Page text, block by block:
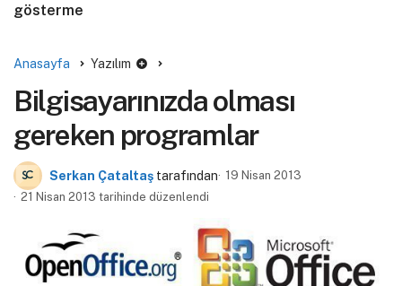
gösterme
Anasayfa Yazılım
Bilgisayarınızda olması
gereken programlar
Serkan Çataltaş tarafından
19 Nisan 2013
21 Nisan 2013 tarihinde düzenlendi